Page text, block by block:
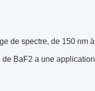
de spectre, de 150 nm à
BaF2 a une application